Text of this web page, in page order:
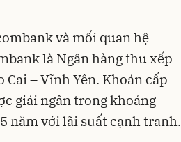
và mối quan hệ
là Ngân hàng thu xếp
– Vĩnh Yên. Khoản cấp
giải ngân trong khoảng
năm với lãi suất cạnh tranh.